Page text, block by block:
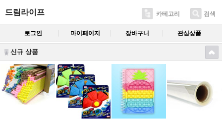
드림라이프 카테고리 검색
로그인 마이페이지 장바구니 관심상품
신규 상품